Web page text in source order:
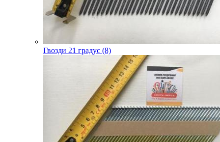
Гвозди 21 градус (8)